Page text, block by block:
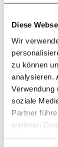
Diese
Wir
zu können
analysieren.
Verwendung
soziale
Partner
weiteren
0029.
Zahlung
(Unsere
unseren
In
per
Fracht